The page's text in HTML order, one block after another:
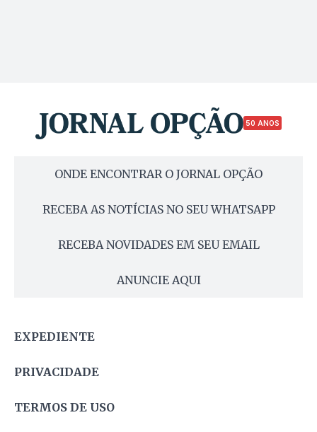
50 ANOS
ONDE ENCONTRAR O JORNAL OPÇÃO
RECEBA AS NOTÍCIAS NO SEU WHATSAPP
RECEBA NOVIDADES EM SEU EMAIL
ANUNCIE AQUI
EXPEDIENTE
PRIVACIDADE
TERMOS DE USO